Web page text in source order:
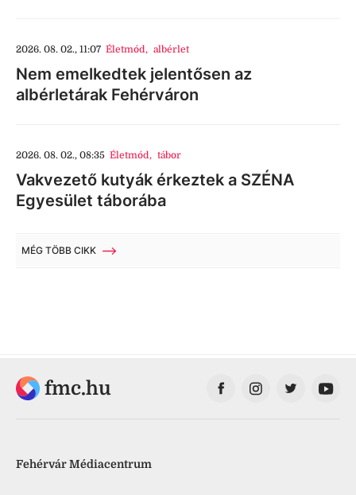
2026. 08. 02., 11:07 Életmód, albérlet
Nem emelkedtek jelentősen az
albérletárak Fehérváron
2026. 08. 02., 08:35 Életmód, tábor
Vakvezető kutyák érkeztek a SZÉNA
Egyesület táborába
MÉG TÖBB CIKK
fmc.hu
Fehérvár Médiacentrum